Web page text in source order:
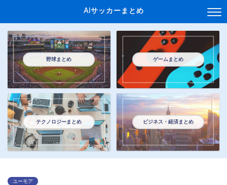
AIサッカーまとめ
野球まとめ ゲームまとめ
テクノロジーまとめ ビジネス・経済まとめ
ユーモア